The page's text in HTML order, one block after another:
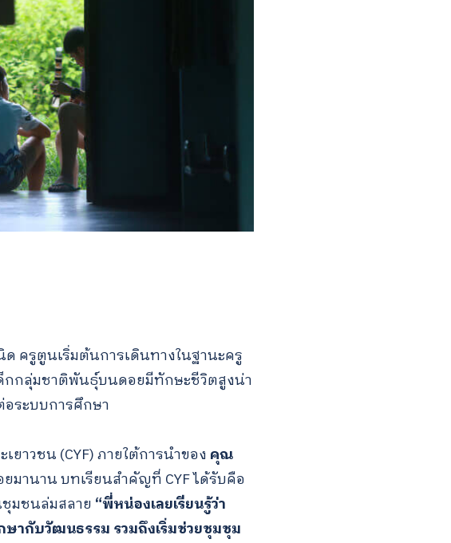
ครูตูนเริ่มต้นการเดินทางในฐานะครู
กกลุ่มชาติพันธุ์บนดอยมีทักษะชีวิตสูงน่า
อระบบการศึกษา
าวชน (CYF) ภายใต้การนำของ คุณ
มานาน บทเรียนสำคัญที่ CYF ได้รับคือ
มชนล่มสลาย “พี่หน่องเลยเรียนรู้ว่า
ษากับวัฒนธรรม รวมถึงเริ่มช่วยชุมชุม